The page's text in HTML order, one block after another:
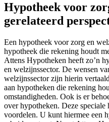
Hypotheek voor
gerelateerd
Een hypotheek voor zorg en
hypotheek die rekening houdt
Attens Hypotheken heeft zo’n
en welzijnssector. De wensen
welzijnssector zijn hierin
aan hypotheken die rekening
omstandigheden. Ook is er
over hypotheken. Deze
voordelen. U kunt hiermee een